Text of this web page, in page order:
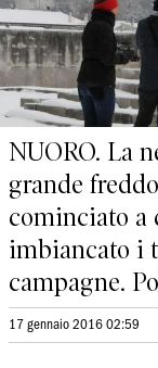
NUORO. La
grande
cominciato a
imbiancato i
campagne.
17 gennaio 2016 02:59